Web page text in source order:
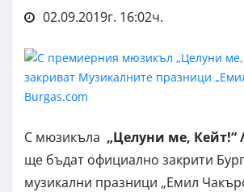
02.09.2019г. 16:02ч.
С мюзикъла „Целуни ме, Кейт!“
ще бъдат официално закрити
музикални празници „Емил